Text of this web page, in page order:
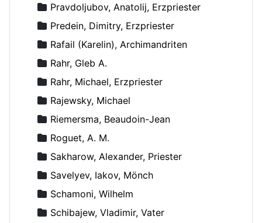
Pravdoljubov, Anatolij, Erzpriester
Predein, Dimitry, Erzpriester
Rafail (Karelin), Archimandriten
Rahr, Gleb A.
Rahr, Michael, Erzpriester
Rajewsky, Michael
Riemersma, Beaudoin-Jean
Roguet, A. M.
Sakharow, Alexander, Priester
Savelyev, Iakov, Mönch
Schamoni, Wilhelm
Schibajew, Vladimir, Vater